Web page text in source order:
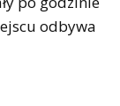
odbywa